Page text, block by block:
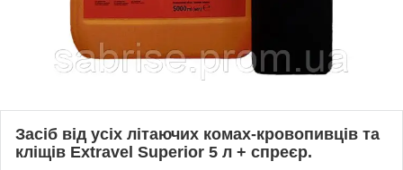
Засіб від усіх літаючих комах-кровопивців та
кліщів Extravel Superior 5 л + спреєр.